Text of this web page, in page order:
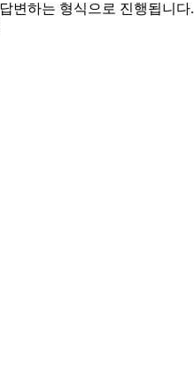
변하는 형식으로 진행됩니다.